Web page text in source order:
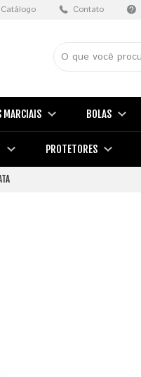
Catálogo Contato
MARCIAIS BOLAS
PROTETORES